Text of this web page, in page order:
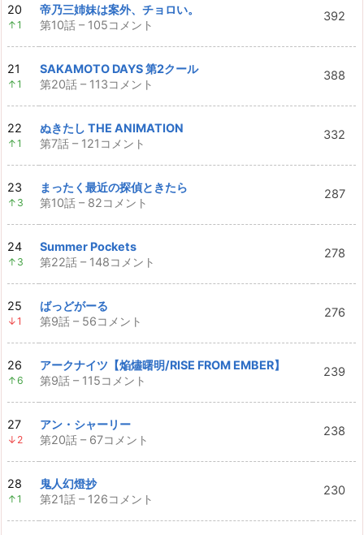
20
↑1
帝乃三姉妹は案外、チョロい。
第10話 – 105コメント
392
21
↑1
SAKAMOTO DAYS 第2クール
第20話 – 113コメント
388
22
↑1
ぬきたし THE ANIMATION
第7話 – 121コメント
332
23
↑3
まったく最近の探偵ときたら
第10話 – 82コメント
287
24
↑3
Summer Pockets
第22話 – 148コメント
278
25
↓1
ばっどがーる
第9話 – 56コメント
276
26
↑6
アークナイツ【焔燼曙明/RISE FROM EMBER】
第9話 – 115コメント
239
27
↓2
アン・シャーリー
第20話 – 67コメント
238
28
↑1
鬼人幻燈抄
第21話 – 126コメント
230